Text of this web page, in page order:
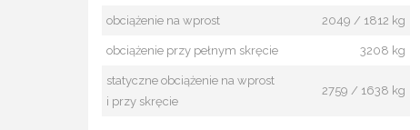
obciążenie na wprost 2049 / 1812 kg
obciążenie przy pełnym skręcie 3208 kg
statyczne obciążenie na wprost
i przy skręcie
2759 / 1638 kg